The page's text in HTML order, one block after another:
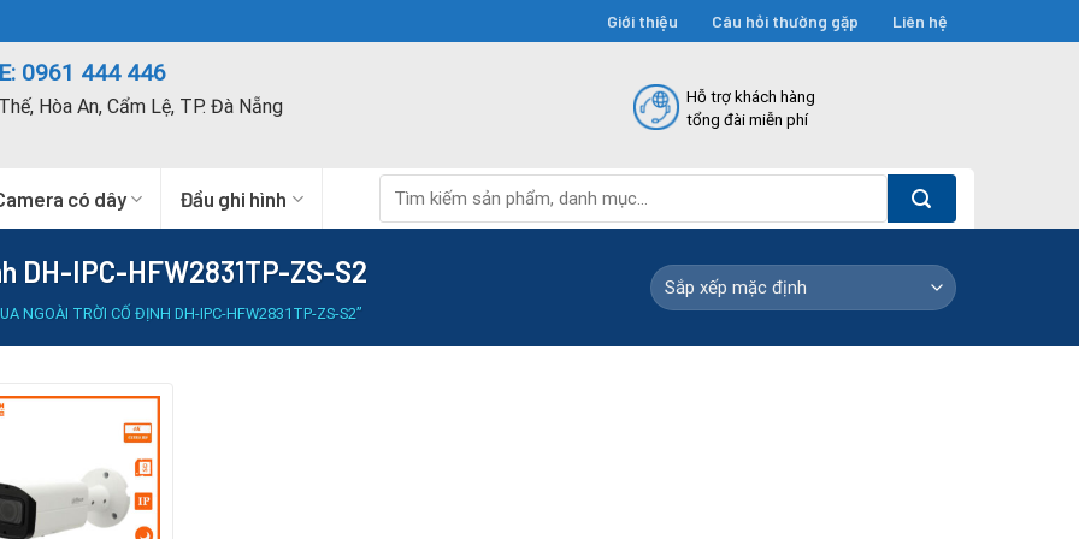
Giới thiệu Câu hỏi thường gặp Liên hệ
0961 444 446
Hòa An, Cẩm Lệ, TP. Đà Nẵng
Hỗ trợ khách hàng
tổng đài miễn phí
có dây Đầu ghi hình
kiếm:
DH-IPC-HFW2831TP-ZS-S2
NGOÀI TRỜI CỐ ĐỊNH DH-IPC-HFW2831TP-ZS-S2”